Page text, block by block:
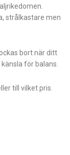
strålkastare men
bort när ditt
för balans.
till vilket pris.